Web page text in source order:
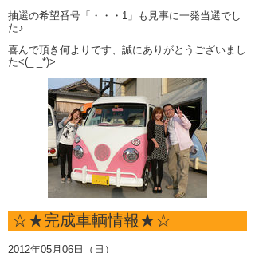
抽選の希望番号「・・・1」も見事に一発当選でし
た♪
喜んで頂き何よりです、誠にありがとうございまし
た<(_ _*)>
☆★完成車輌情報★☆
2012年05月06日（日）